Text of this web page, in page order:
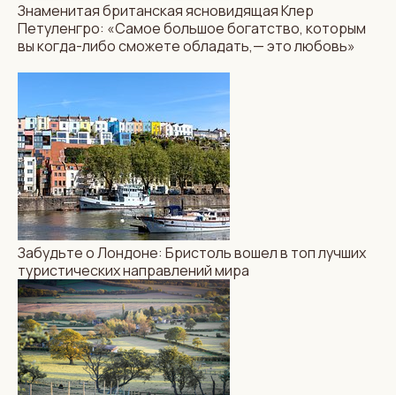
Знаменитая британская ясновидящая Клер
Петуленгро: «Самое большое богатство, которым
вы когда-либо сможете обладать,— это любовь»
Забудьте о Лондоне: Бристоль вошел в топ лучших
туристических направлений мира